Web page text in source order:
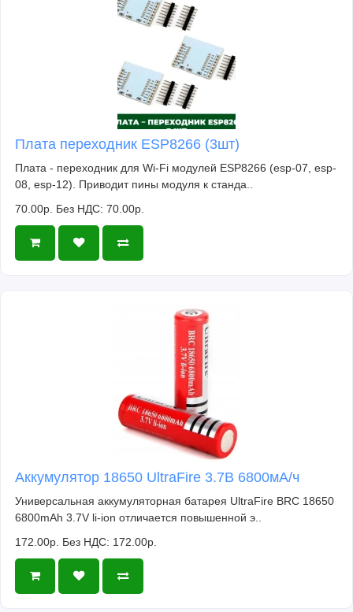
Плата переходник ESP8266 (3шт)
Плата - переходник для Wi-Fi модулей ESP8266 (esp-07, esp-
08, esp-12). Приводит пины модуля к станда..
70.00р. Без НДС: 70.00р.
Аккумулятор 18650 UltraFire 3.7В 6800мА/ч
Универсальная аккумуляторная батарея UltraFire BRC 18650
6800mAh 3.7V li-ion отличается повышенной э..
172.00р. Без НДС: 172.00р.